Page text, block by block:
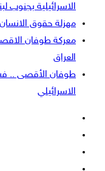
الاسرائيلية بجنوب
مهزلة حقوق الانسان
معركة طوفان
العراق
طوفان الأقصى ..
الاسرائيلي